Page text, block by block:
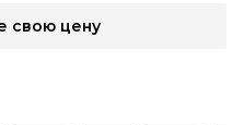
свою цену